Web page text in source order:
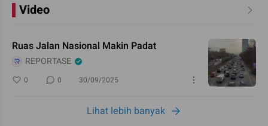
Video
Ruas Jalan Nasional Makin Padat
REPORTASE
0 0 30/09/2025
Lihat lebih banyak